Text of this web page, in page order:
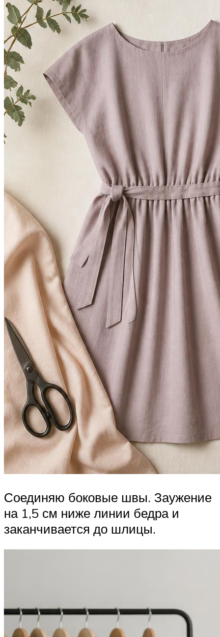
Соединяю боковые швы. Заужение
на 1,5 см ниже линии бедра и
заканчивается до шлицы.